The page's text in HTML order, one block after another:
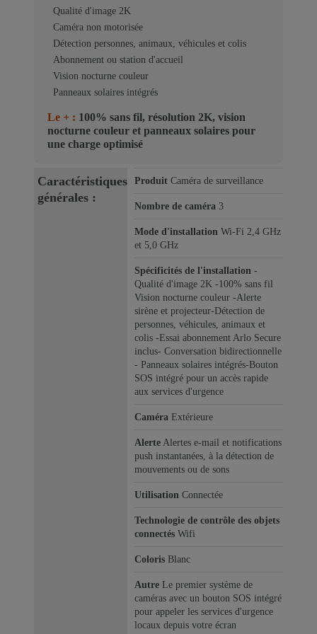
Qualité d'image 2K
Caméra non motorisée
Détection personnes, animaux, véhicules et colis
Abonnement ou station d'accueil
Vision nocturne couleur
Panneaux solaires intégrés
Le + : 100% sans fil, résolution 2K, vision
nocturne couleur et panneaux solaires pour
une charge optimisé
Caractéristiques
générales :
Produit Caméra de surveillance
Nombre de caméra 3
Mode d'installation Wi-Fi 2,4 GHz
et 5,0 GHz
Spécificités de l'installation -
Qualité d'image 2K -100% sans fil
Vision nocturne couleur -Alerte
sirène et projecteur-Détection de
personnes, véhicules, animaux et
colis -Essai abonnement Arlo Secure
inclus- Conversation bidirectionnelle
- Panneaux solaires intégrés-Bouton
SOS intégré pour un accès rapide
aux services d'urgence
Caméra Extérieure
Alerte Alertes e-mail et notifications
push instantanées, à la détection de
mouvements ou de sons
Utilisation Connectée
Technologie de contrôle des objets
connectés Wifi
Coloris Blanc
Autre Le premier système de
caméras avec un bouton SOS intégré
pour appeler les services d'urgence
locaux depuis votre écran